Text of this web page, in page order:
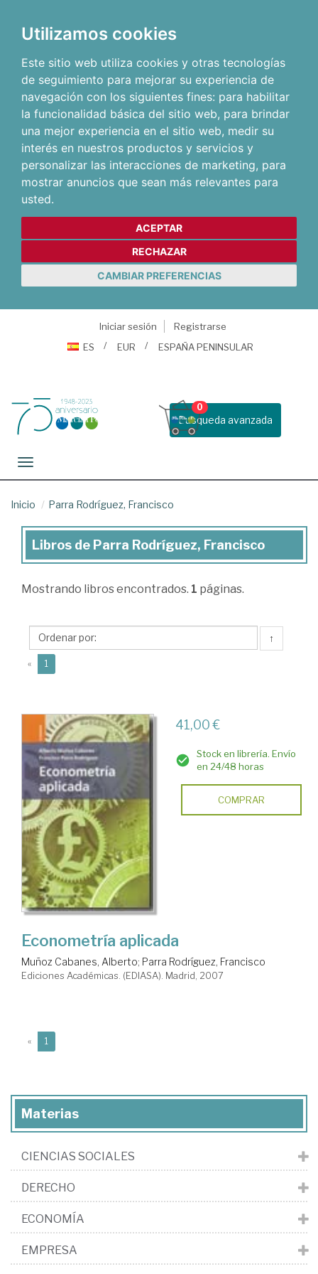
Utilizamos cookies
Este sitio web utiliza cookies y otras tecnologías
de seguimiento para mejorar su experiencia de
navegación con los siguientes fines: para habilitar
la funcionalidad básica del sitio web, para brindar
una mejor experiencia en el sitio web, medir su
interés en nuestros productos y servicios y
personalizar las interacciones de marketing, para
mostrar anuncios que sean más relevantes para
usted.
ACEPTAR
RECHAZAR
CAMBIAR PREFERENCIAS
Iniciar sesión
Registrarse
ES
EUR ESPAÑA PENINSULAR
Busqueda avanzada
0
Toggle navigation
Inicio Parra Rodríguez, Francisco
Libros
Parra
Francisco
Libros de Parra Rodríguez, Francisco
Mostrando libros encontrados. 1 páginas.
↑
« 1
41,00 €
Stock en librería. Envío
en 24/48 horas
COMPRAR
Econometría aplicada
Muñoz Cabanes, Alberto; Parra Rodríguez, Francisco
Ediciones Académicas. (EDIASA). Madrid, 2007
« 1
Materias
CIENCIAS SOCIALES
DERECHO
ECONOMÍA
EMPRESA